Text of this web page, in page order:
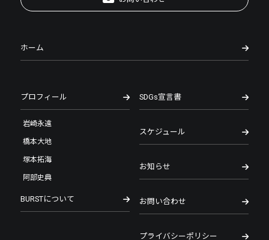
ホーム
プロフィール
岩崎永遠
橋本大地
塚本拓海
阿部史典
BURSTについて
SDGs宣言書
スケジュール
お知らせ
お問い合わせ
プライバシーポリシー